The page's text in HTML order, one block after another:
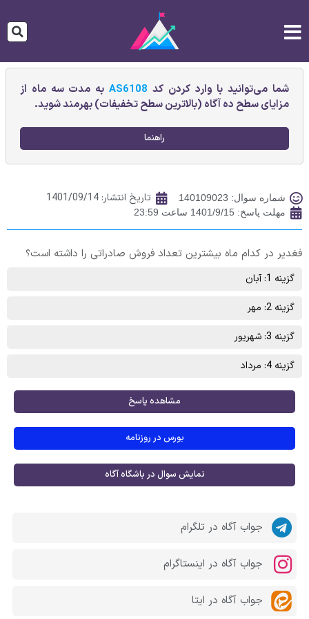
شما می‌توانید با وارد کردن کد AS6108به مدت سه ماه از
مزایای سطح ده آگاه (بالاترین سطح تخفیفات) بهرمند شوید.
راهنما
شماره سوال: 140109023 تاریخ انتشار: 1401/09/14
مهلت پاسخ: 1401/9/15 ساعت 23:59
فغدیر در کدام ماه بیشترین تعداد فروش صادراتی را داشته است؟
گزینه 1: آبان
گزینه 2: مهر
گزینه 3: شهریور
گزینه 4: مرداد
مشاهده پاسخ
بورس در روزنامه
نمایش سوال در باشگاه آگاه
جواب آگاه در تلگرام
جواب آگاه در اینستاگرام
جواب آگاه در ایتا